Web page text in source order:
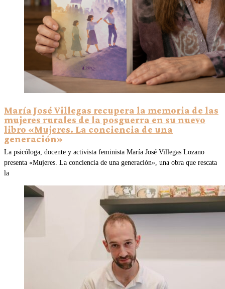
María José Villegas recupera la memoria de las
mujeres rurales de la posguerra en su nuevo
libro «Mujeres. La conciencia de una
generación»
La psicóloga, docente y activista feminista María José Villegas Lozano
presenta «Mujeres. La conciencia de una generación», una obra que rescata
la